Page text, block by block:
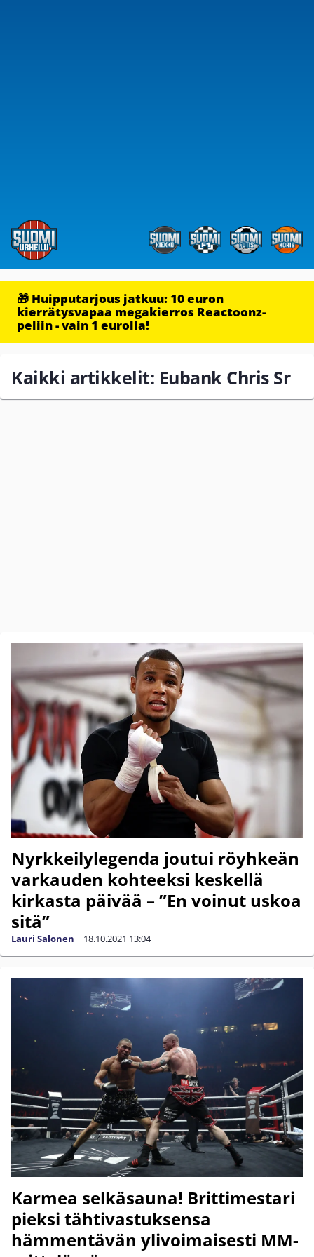
🎁 Huipputarjous jatkuu: 10 euron
kierrätysvapaa megakierros Reactoonz-
peliin - vain 1 eurolla!
Kaikki artikkelit: Eubank Chris Sr
Nyrkkeilylegenda joutui röyhkeän
varkauden kohteeksi keskellä
kirkasta päivää – ”En voinut uskoa
sitä”
Lauri Salonen | 18.10.2021 13:04
Karmea selkäsauna! Brittimestari
pieksi tähtivastuksensa
hämmentävän ylivoimaisesti MM-